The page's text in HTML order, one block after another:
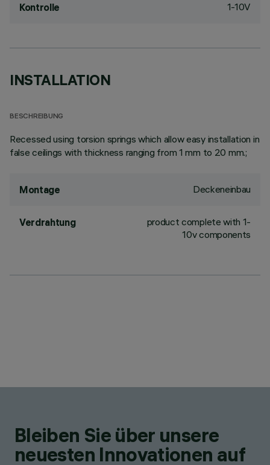
Kontrolle 1-10V
INSTALLATION
BESCHREIBUNG
Recessed using torsion springs which allow easy installation in
false ceilings with thickness ranging from 1 mm to 20 mm.;
Montage Deckeneinbau
Verdrahtung
product complete with 1-
10v components
Bleiben Sie über unsere
neuesten Innovationen auf